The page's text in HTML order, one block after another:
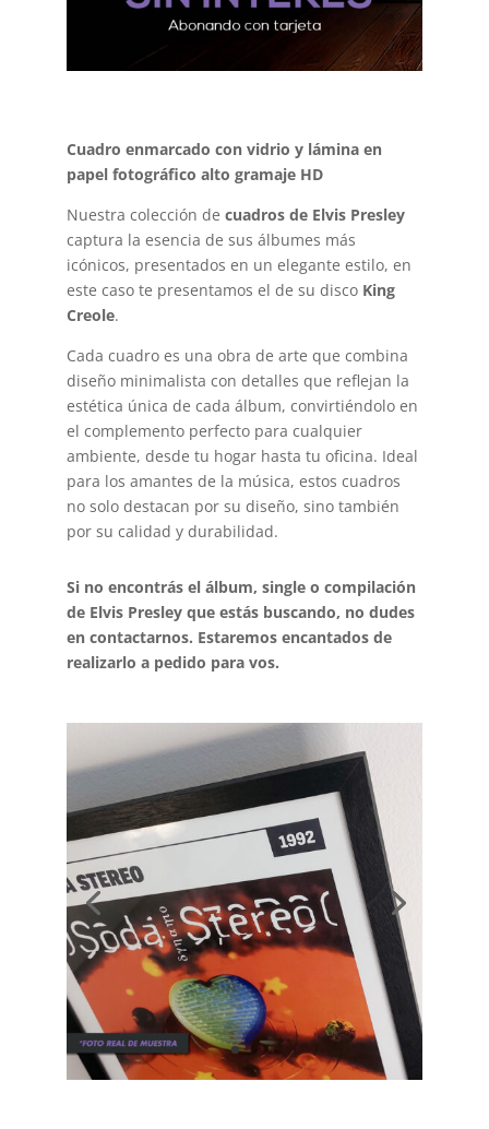
Cuadro enmarcado con vidrio y lámina en
papel fotográfico alto gramaje HD
Nuestra colección de cuadros de Elvis Presley
captura la esencia de sus álbumes más
icónicos, presentados en un elegante estilo, en
este caso te presentamos el de su disco King
Creole.
Cada cuadro es una obra de arte que combina
diseño minimalista con detalles que reflejan la
estética única de cada álbum, convirtiéndolo en
el complemento perfecto para cualquier
ambiente, desde tu hogar hasta tu oficina. Ideal
para los amantes de la música, estos cuadros
no solo destacan por su diseño, sino también
por su calidad y durabilidad.
Si no encontrás el álbum, single o compilación
de Elvis Presley que estás buscando, no dudes
en contactarnos. Estaremos encantados de
realizarlo a pedido para vos.